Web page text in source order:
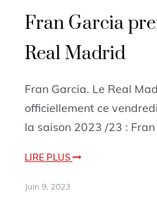
Fran Garcia
Real Madrid
Fran Garcia. Le Real
officiellement ce
la saison 2023 /23 : Fran
LIRE PLUS
Juin 9, 2023